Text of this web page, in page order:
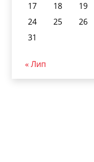
17
18 19
24
25 26
31
« Лип